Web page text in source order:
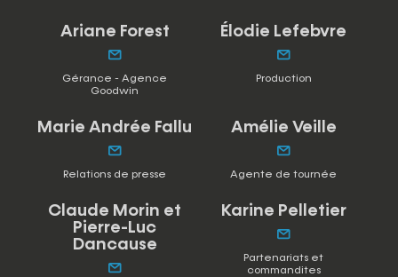
Ariane Forest
Gérance - Agence
Goodwin
Élodie Lefebvre
Production
Marie Andrée Fallu
Relations de presse
Amélie Veille
Agente de tournée
Claude Morin et
Pierre-Luc
Dancause
Karine Pelletier
Partenariats et
commandites